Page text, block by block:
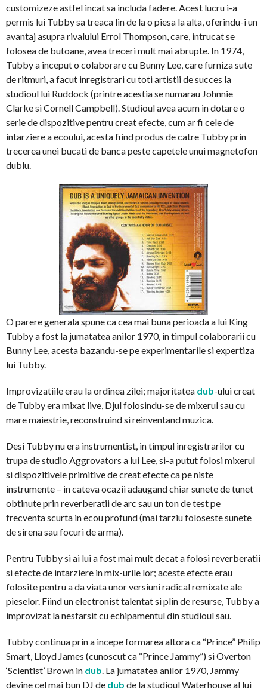
customizeze astfel incat sa includa fadere. Acest lucru i-a
permis lui Tubby sa treaca lin de la o piesa la alta, oferindu-i un
avantaj asupra rivalului Errol Thompson, care, intrucat se
folosea de butoane, avea treceri mult mai abrupte. In 1974,
Tubby a inceput o colaborare cu Bunny Lee, care furniza sute
de ritmuri, a facut inregistrari cu toti artistii de succes la
studioul lui Ruddock (printre acestia se numarau Johnnie
Clarke si Cornell Campbell). Studioul avea acum in dotare o
serie de dispozitive pentru creat efecte, cum ar fi cele de
intarziere a ecoului, acesta fiind produs de catre Tubby prin
trecerea unei bucati de banca peste capetele unui magnetofon
dublu.
O parere generala spune ca cea mai buna perioada a lui King
Tubby a fost la jumatatea anilor 1970, in timpul colaborarii cu
Bunny Lee, acesta bazandu-se pe experimentarile si expertiza
lui Tubby.
Improvizatiile erau la ordinea zilei; majoritatea dub-ului creat
de Tubby era mixat live, Djul folosindu-se de mixerul sau cu
mare maiestrie, reconstruind si reinventand muzica.
Desi Tubby nu era instrumentist, in timpul inregistrarilor cu
trupa de studio Aggrovators a lui Lee, si-a putut folosi mixerul
si dispozitivele primitive de creat efecte ca pe niste
instrumente – in cateva ocazii adaugand chiar sunete de tunet
obtinute prin reverberatii de arc sau un ton de test pe
frecventa scurta in ecou profund (mai tarziu foloseste sunete
de sirena sau focuri de arma).
Pentru Tubby si ai lui a fost mai mult decat a folosi reverberatii
si efecte de intarziere in mix-urile lor; aceste efecte erau
folosite pentru a da viata unor versiuni radical remixate ale
pieselor. Fiind un electronist talentat si plin de resurse, Tubby a
improvizat la nesfarsit cu echipamentul din studioul sau.
Tubby continua prin a incepe formarea altora ca “Prince” Philip
Smart, Lloyd James (cunoscut ca “Prince Jammy”) si Overton
‘Scientist’ Brown in dub. La jumatatea anilor 1970, Jammy
devine cel mai bun DJ de dub de la studioul Waterhouse al lui